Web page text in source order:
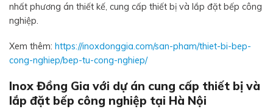
nhất phương án thiết kế, cung cấp thiết bị và lắp đặt bếp công
nghiệp.
Xem thêm: https://inoxdonggia.com/san-pham/thiet-bi-bep-
cong-nghiep/bep-tu-cong-nghiep/
Inox Đồng Gia với dự án cung cấp thiết bị và
lắp đặt bếp công nghiệp tại Hà Nội